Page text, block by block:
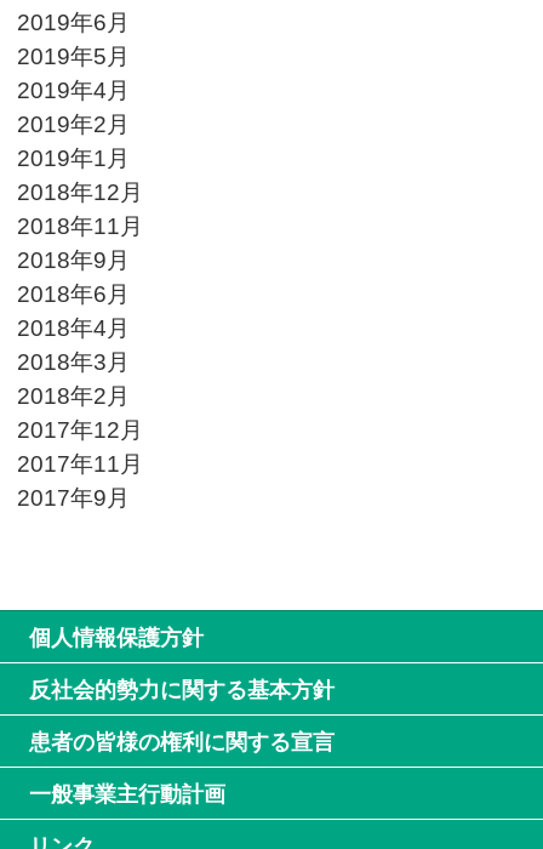
2019年6月
2019年5月
2019年4月
2019年2月
2019年1月
2018年12月
2018年11月
2018年9月
2018年6月
2018年4月
2018年3月
2018年2月
2017年12月
2017年11月
2017年9月
個人情報保護方針
反社会的勢力に関する基本方針
患者の皆様の権利に関する宣言
一般事業主行動計画